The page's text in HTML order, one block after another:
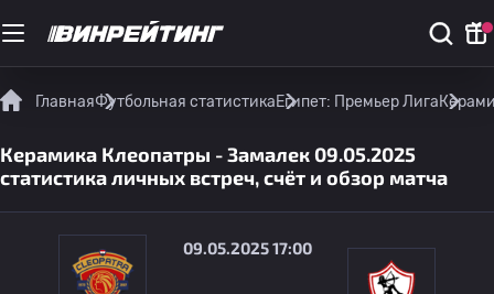
ГлавнаяФутбольная статистикаЕгипет: Премьер Лига
Керамика Клеопатры - Замалек 09.05.2025
статистика личных встреч, счёт и обзор матча
09.05.2025 17:00